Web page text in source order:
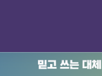
믿고 쓰는 대